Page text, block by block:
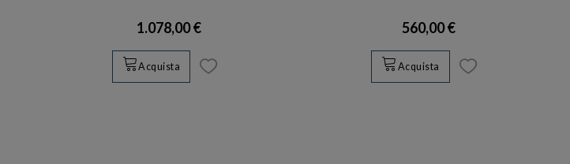
1.078,00 €
Acquista
560,00 €
Acquista